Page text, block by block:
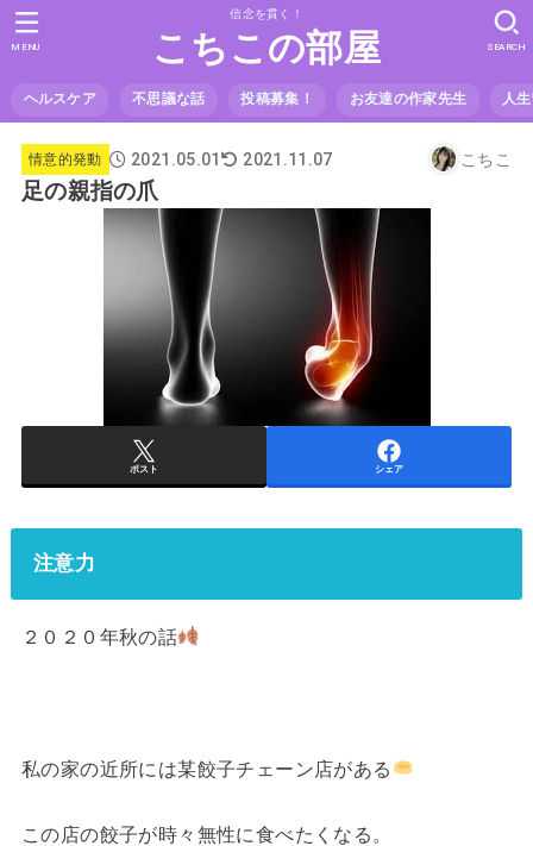
信念を貫く！
こちこの部屋
ヘルスケア 不思議な話 投稿募集！ お友達の作家先生 人
SEARCH
MENU
情意的発動 2021.05.01 2021.11.07 こちこ
足の親指の爪
ポスト シェア
注意力
２０２０年秋の話
私の家の近所には某餃子チェーン店がある
この店の餃子が時々無性に食べたくなる。